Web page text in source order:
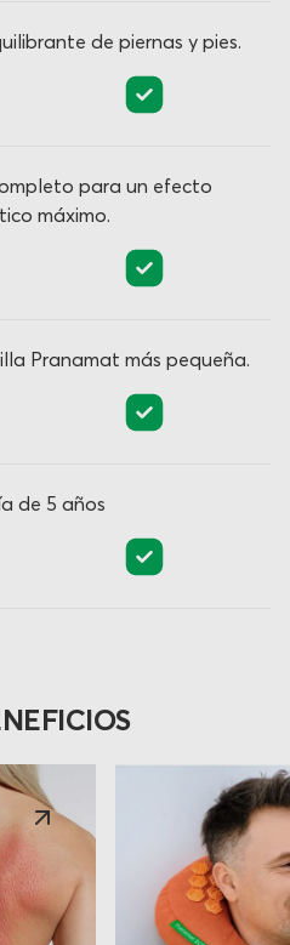
de piernas y pies.
para un efecto
máximo.
Pranamat más pequeña.
de 5 años